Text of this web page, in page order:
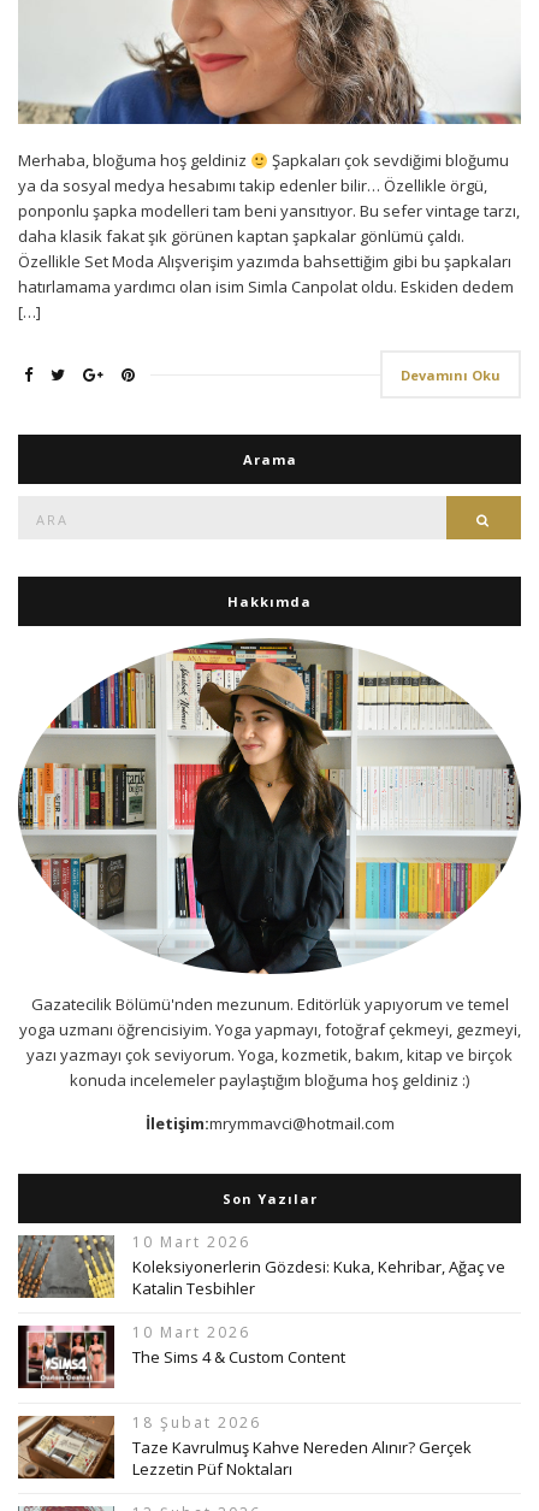
Merhaba, bloğuma hoş geldiniz
Şapkaları çok sevdiğimi bloğumu
ya da sosyal medya hesabımı takip edenler bilir… Özellikle örgü,
ponponlu şapka modelleri tam beni yansıtıyor. Bu sefer vintage tarzı,
daha klasik fakat şık görünen kaptan şapkalar gönlümü çaldı.
Özellikle Set Moda Alışverişim yazımda bahsettiğim gibi bu şapkaları
hatırlamama yardımcı olan isim Simla Canpolat oldu. Eskiden dedem
[…]
Devamını Oku
Arama
Hakkımda
Gazatecilik Bölümü'nden mezunum. Editörlük yapıyorum ve temel
yoga uzmanı öğrencisiyim. Yoga yapmayı, fotoğraf çekmeyi, gezmeyi,
yazı yazmayı çok seviyorum. Yoga, kozmetik, bakım, kitap ve birçok
konuda incelemeler paylaştığım bloğuma hoş geldiniz :)
İletişim:mrymmavci@hotmail.com
Son Yazılar
10 Mart 2026
Koleksiyonerlerin Gözdesi: Kuka, Kehribar, Ağaç ve
Katalin Tesbihler
10 Mart 2026
The Sims 4 & Custom Content
18 Şubat 2026
Taze Kavrulmuş Kahve Nereden Alınır? Gerçek
Lezzetin Püf Noktaları